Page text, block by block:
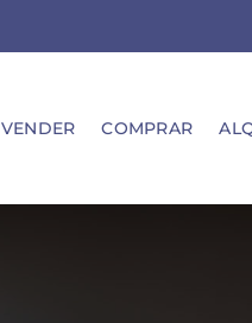
VENDER COMPRAR